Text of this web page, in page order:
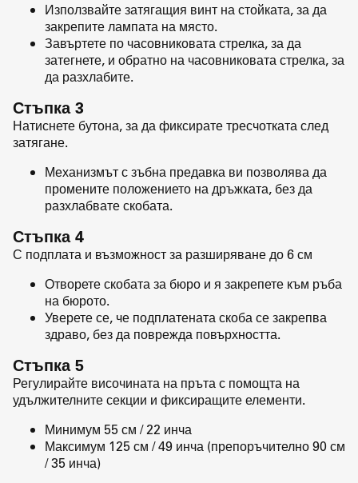
Използвайте затягащия винт на стойката, за да
закрепите лампата на място.
Завъртете по часовниковата стрелка, за да
затегнете, и обратно на часовниковата стрелка, за
да разхлабите.
Стъпка 3
Натиснете бутона, за да фиксирате тресчотката след
затягане.
Механизмът с зъбна предавка ви позволява да
промените положението на дръжката, без да
разхлабвате скобата.
Стъпка 4
С подплата и възможност за разширяване до 6 см
Отворете скобата за бюро и я закрепете към ръба
на бюрото.
Уверете се, че подплатената скоба се закрепва
здраво, без да поврежда повърхността.
Стъпка 5
Регулирайте височината на пръта с помощта на
удължителните секции и фиксиращите елементи.
Минимум 55 см / 22 инча
Максимум 125 см / 49 инча (препоръчително 90 см
/ 35 инча)